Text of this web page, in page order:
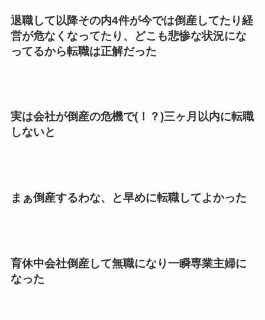
退職して以降その内4件が今では倒産してたり経
営が危なくなってたり、どこも悲惨な状況にな
ってるから転職は正解だった
実は会社が倒産の危機で(！？)三ヶ月以内に転職
しないと
まぁ倒産するわな、と早めに転職してよかった
育休中会社倒産して無職になり一瞬専業主婦に
なった